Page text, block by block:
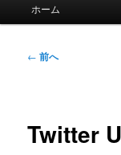
ホーム
投
← 前へ
Twitter